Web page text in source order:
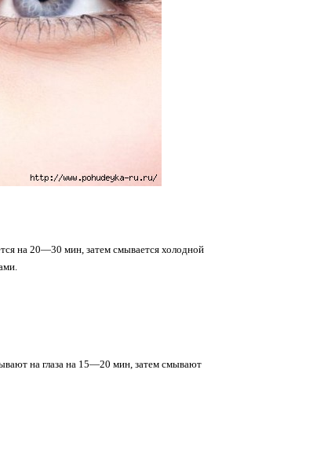
на 20—30 мин, затем смывается холодной
на глаза на 15—20 мин, затем смывают